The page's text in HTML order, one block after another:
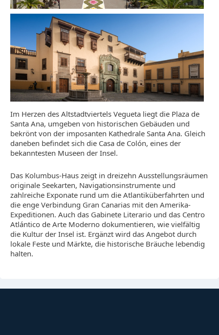
Im Herzen des Altstadtviertels Vegueta liegt die Plaza de
Santa Ana, umgeben von historischen Gebäuden und
bekrönt von der imposanten Kathedrale Santa Ana. Gleich
daneben befindet sich die Casa de Colón, eines der
bekanntesten Museen der Insel.
Das Kolumbus-Haus zeigt in dreizehn Ausstellungsräumen
originale Seekarten, Navigationsinstrumente und
zahlreiche Exponate rund um die Atlantiküberfahrten und
die enge Verbindung Gran Canarias mit den Amerika-
Expeditionen. Auch das Gabinete Literario und das Centro
Atlántico de Arte Moderno dokumentieren, wie vielfältig
die Kultur der Insel ist. Ergänzt wird das Angebot durch
lokale Feste und Märkte, die historische Bräuche lebendig
halten.